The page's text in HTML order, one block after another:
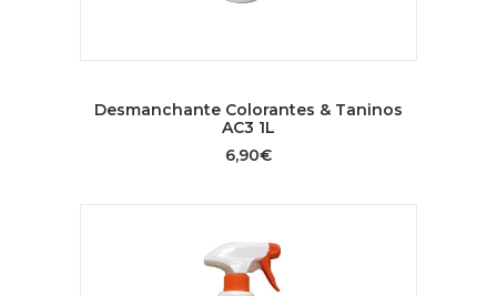
Desmanchante Colorantes & Taninos
AC3 1L
6,90€